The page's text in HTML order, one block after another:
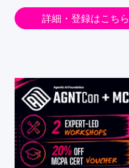
詳細・登録はこちら